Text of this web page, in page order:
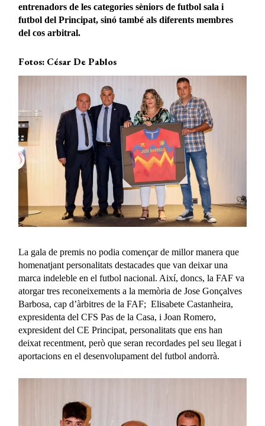
entrenadors de les categories sèniors de futbol sala i
futbol del Principat, sinó també als diferents membres
del cos arbitral.
Fotos: César De Pablos
La gala de premis no podia començar de millor manera que
homenatjant personalitats destacades que van deixar una
marca indeleble en el futbol nacional. Així, doncs, la FAF va
atorgar tres reconeixements a la memòria de Jose Gonçalves
Barbosa, cap d’àrbitres de la FAF; Elisabete Castanheira,
expresidenta del CFS Pas de la Casa, i Joan Romero,
expresident del CE Principat, personalitats que ens han
deixat recentment, però que seran recordades pel seu llegat i
aportacions en el desenvolupament del futbol andorrà.